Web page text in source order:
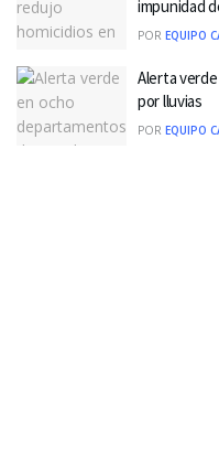
impunidad
POR EQUIPO
Alerta
por lluvias
POR EQUIPO